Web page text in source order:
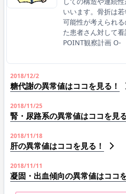
いいます。骨折は
可能性が考えられ
た患者さん対して看
POINT観察計画 O-
2018/12/2
糖代謝の異常値はココを見る！
2018/11/25
腎・尿路系の異常値はココを見
2018/11/18
肝の異常値はココを見る！
2018/11/11
凝固・出血傾向の異常値はココ